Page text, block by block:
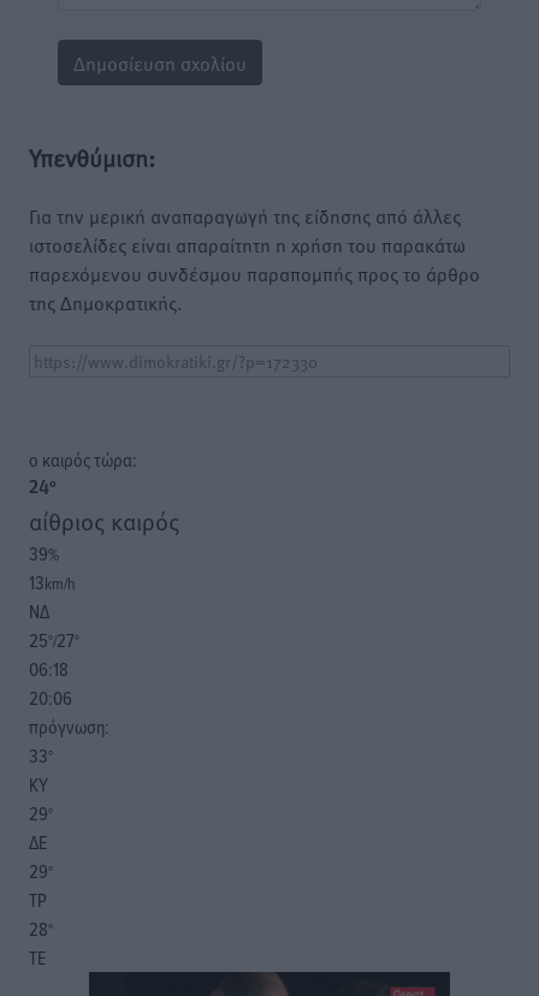
Υπενθύμιση:
Για την μερική αναπαραγωγή της είδησης από άλλες
ιστοσελίδες είναι απαραίτητη η χρήση του παρακάτω
παρεχόμενου συνδέσμου παραπομπής προς το άρθρο
της Δημοκρατικής.
o καιρός τώρα:
24°
αίθριος καιρός
39%
13km/h
ΝΔ
25°/27°
06:18
20:06
πρόγνωση:
33°
ΚΥ
29°
ΔΕ
29°
ΤΡ
28°
ΤΕ